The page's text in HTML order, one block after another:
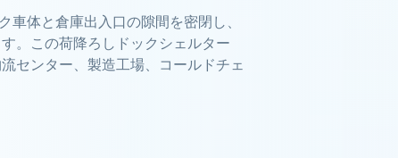
車体と倉庫出入口の隙間を密閉し、
。この荷降ろしドックシェルター
センター、製造工場、コールドチェ